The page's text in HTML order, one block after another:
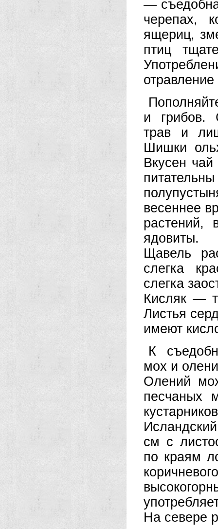
—
черепах,
ящериц,
птиц
и грибов.
трав и
Шишки
Вкусен
весеннее
растений,
ядовиты.
Щавель
слегка
слегка
Кисляк —
Листья
имеют
К
мох и
Олений
песчаных
см с
по краям
На севере